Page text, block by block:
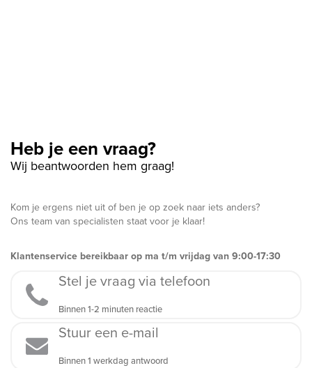
Heb je een vraag?
Wij beantwoorden hem graag!
Kom je ergens niet uit of ben je op zoek naar iets anders?
Ons team van specialisten staat voor je klaar!
Klantenservice bereikbaar op ma t/m vrijdag van 9:00-17:30
Stel je vraag via telefoon
Binnen 1-2 minuten reactie
Stuur een e-mail
Binnen 1 werkdag antwoord